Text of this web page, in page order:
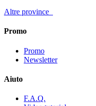
Altre province
Promo
Promo
Newsletter
Aiuto
F.A.Q.